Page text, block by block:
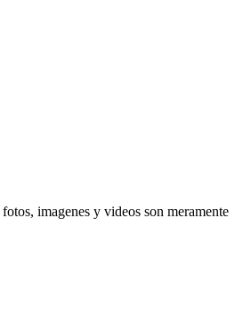
imagenes y videos son meramente